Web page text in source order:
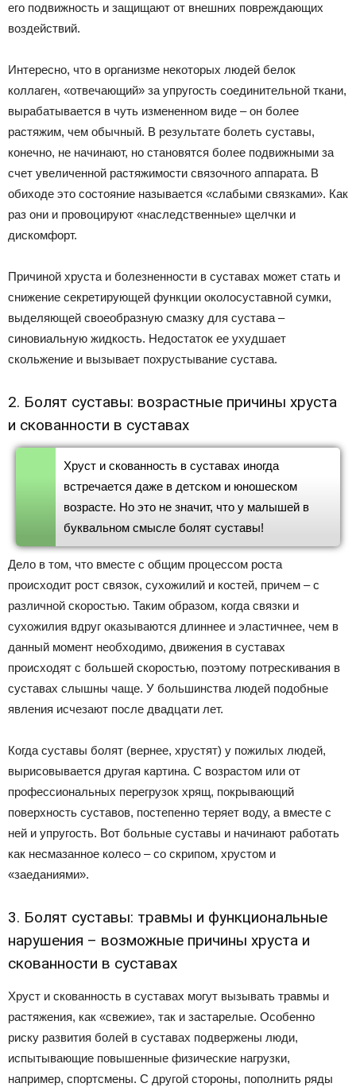
его подвижность и защищают от внешних повреждающих
воздействий.
Интересно, что в организме некоторых людей белок
коллаген, «отвечающий» за упругость соединительной ткани,
вырабатывается в чуть измененном виде – он более
растяжим, чем обычный. В результате болеть суставы,
конечно, не начинают, но становятся более подвижными за
счет увеличенной растяжимости связочного аппарата. В
обиходе это состояние называется «слабыми связками». Как
раз они и провоцируют «наследственные» щелчки и
дискомфорт.
Причиной хруста и болезненности в суставах может стать и
снижение секретирующей функции околосуставной сумки,
выделяющей своеобразную смазку для сустава –
синовиальную жидкость. Недостаток ее ухудшает
скольжение и вызывает похрустывание сустава.
2. Болят суставы: возрастные причины хруста
и скованности в суставах
Хруст и скованность в суставах иногда
встречается даже в детском и юношеском
возрасте. Но это не значит, что у малышей в
буквальном смысле болят суставы!
Дело в том, что вместе с общим процессом роста
происходит рост связок, сухожилий и костей, причем – с
различной скоростью. Таким образом, когда связки и
сухожилия вдруг оказываются длиннее и эластичнее, чем в
данный момент необходимо, движения в суставах
происходят с большей скоростью, поэтому потрескивания в
суставах слышны чаще. У большинства людей подобные
явления исчезают после двадцати лет.
Когда суставы болят (вернее, хрустят) у пожилых людей,
вырисовывается другая картина. С возрастом или от
профессиональных перегрузок хрящ, покрывающий
поверхность суставов, постепенно теряет воду, а вместе с
ней и упругость. Вот больные суставы и начинают работать
как несмазанное колесо – со скрипом, хрустом и
«заеданиями».
3. Болят суставы: травмы и функциональные
нарушения – возможные причины хруста и
скованности в суставах
Хруст и скованность в суставах могут вызывать травмы и
растяжения, как «свежие», так и застарелые. Особенно
риску развития болей в суставах подвержены люди,
испытывающие повышенные физические нагрузки,
например, спортсмены. С другой стороны, пополнить ряды